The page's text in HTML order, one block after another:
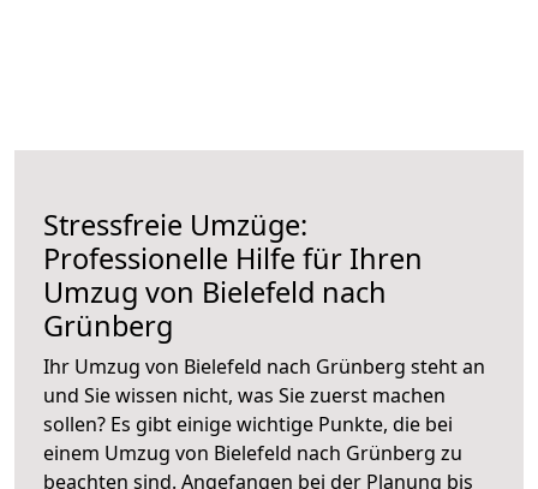
Stressfreie Umzüge:
Professionelle Hilfe für Ihren
Umzug von Bielefeld nach
Grünberg
Ihr Umzug von Bielefeld nach Grünberg steht an
und Sie wissen nicht, was Sie zuerst machen
sollen? Es gibt einige wichtige Punkte, die bei
einem Umzug von Bielefeld nach Grünberg zu
beachten sind. Angefangen bei der Planung bis